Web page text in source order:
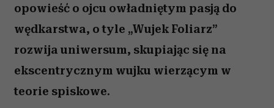
opowieść o ojcu owładniętym pasją do
wędkarstwa, o tyle „Wujek Foliarz”
rozwija uniwersum, skupiając się na
ekscentrycznym wujku wierzącym w
teorie spiskowe.